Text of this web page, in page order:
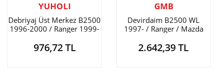
YUHOLI
Debriyaj Üst Merkez B2500
1996-2000 / Ranger 1999-
976,72 TL
GMB
Devirdaim B2500 WL
1997- / Ranger / Mazda
2.642,39 TL